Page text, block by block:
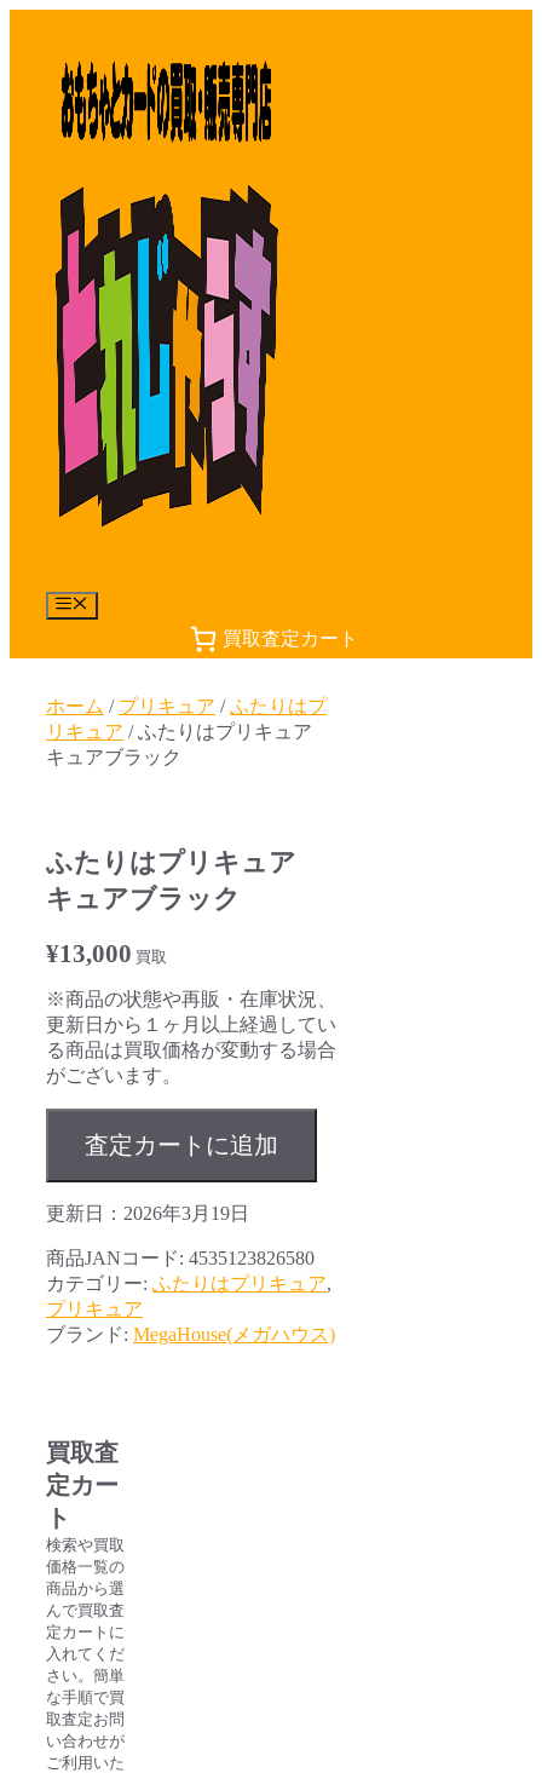
メ
買取査定カート
ホーム / プリキュア /ふたりはプ
リキュア / ふたりはプリキュア
キュアブラック
ふたりはプリキュア
キュアブラック
¥13,000 買取
※商品の状態や再販・在庫状況、
更新日から１ヶ月以上経過してい
る商品は買取価格が変動する場合
がございます。
査定カートに追加
更新日：2026年3月19日
商品JANコード: 4535123826580
カテゴリー: ふたりはプリキュア,
プリキュア
ブランド: MegaHouse(メガハウス)
買取査
定カー
ト
検索や買取
価格一覧の
商品から選
んで買取査
定カートに
入れてくだ
さい。簡単
な手順で買
取査定お問
い合わせが
ご利用いた